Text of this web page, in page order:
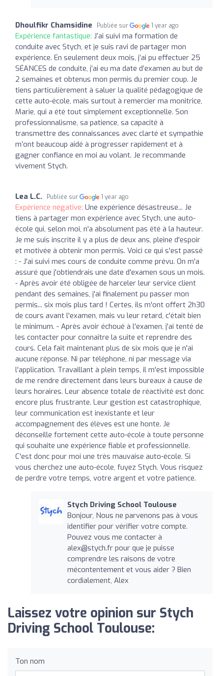
Dhoulfikr Chamsidine Publiée sur 1 year ago
Expérience fantastique: J’ai suivi ma formation de
conduite avec Stych, et je suis ravi de partager mon
expérience. En seulement deux mois, j’ai pu effectuer 25
SÉANCES de conduite, j’ai eu ma date d’examen au but de
2 semaines et obtenus mon permis du premier coup. Je
tiens particulièrement à saluer la qualité pédagogique de
cette auto-école, mais surtout à remercier ma monitrice,
Marie, qui a été tout simplement exceptionnelle. Son
professionnalisme, sa patience, sa capacité à
transmettre des connaissances avec clarté et sympathie
m’ont beaucoup aidé à progresser rapidement et à
gagner confiance en moi au volant. Je recommande
vivement Stych.
Lea L.C. Publiée sur 1 year ago
Expérience négative: Une expérience désastreuse... Je
tiens à partager mon expérience avec Stych, une auto-
école qui, selon moi, n'a absolument pas été à la hauteur.
Je me suis inscrite il y a plus de deux ans, pleine d'espoir
et motivée à obtenir mon permis. Voici ce qui s'est passé
: - J'ai suivi mes cours de conduite comme prévu. On m'a
assuré que j'obtiendrais une date d'examen sous un mois.
- Après avoir été obligée de harceler leur service client
pendant des semaines, j'ai finalement pu passer mon
permis... six mois plus tard ! Certes, ils m'ont offert 2h30
de cours avant l'examen, mais vu leur retard, c'était bien
le minimum. - Après avoir échoué à l'examen, j'ai tenté de
les contacter pour connaître la suite et reprendre des
cours. Cela fait maintenant plus de six mois que je n'ai
aucune réponse. Ni par téléphone, ni par message via
l'application. Travaillant à plein temps, il m'est impossible
de me rendre directement dans leurs bureaux à cause de
leurs horaires. Leur absence totale de réactivité est donc
encore plus frustrante. Leur gestion est catastrophique,
leur communication est inexistante et leur
accompagnement des élèves est une honte. Je
déconseille fortement cette auto-école à toute personne
qui souhaite une expérience fiable et professionnelle.
C'est donc pour moi une très mauvaise auto-école. Si
vous cherchez une auto-école, fuyez Stych. Vous risquez
de perdre votre temps, votre argent et votre patience.
Stych Driving School Toulouse
Bonjour, Nous ne parvenons pas à vous
identifier pour vérifier votre compte.
Pouvez vous me contacter à
alex@stych.frpour que je puisse
comprendre les raisons de votre
mécontentement et vous aider ? Bien
cordialement, Alex
Laissez votre opinion sur Stych
Driving School Toulouse:
Ton nom